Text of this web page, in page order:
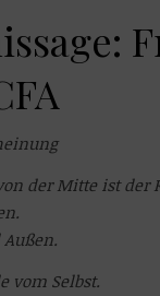
der Mitte ist der
vom Selbst.